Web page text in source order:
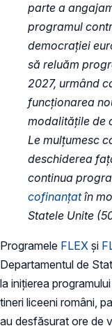
parte a
programul
democrației
să reluăm
2027, urmând
funcționarea
modalitățile de
Le mulțumesc
deschiderea
continua
cofinanțatîn
Statele Unite
Programele FLEX și
Departamentul de
la inițierea
tineri liceeni români,
au desfășurat ore de